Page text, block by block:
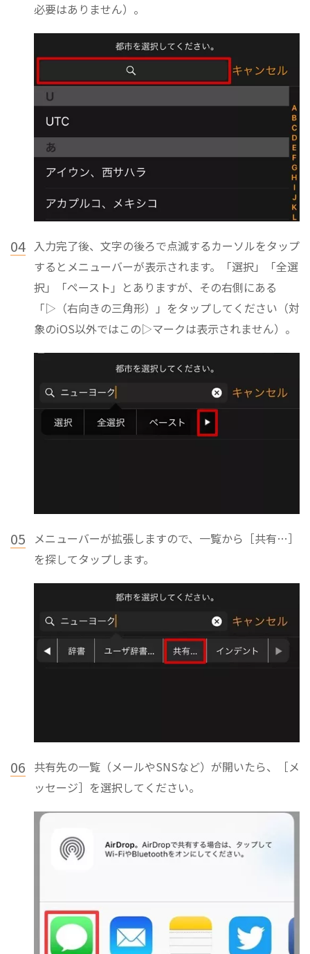
必要はありません）。
04 入力完了後、文字の後ろで点滅するカーソルをタップ
するとメニューバーが表示されます。「選択」「全選
択」「ペースト」とありますが、その右側にある
「▷（右向きの三角形）」をタップしてください（対
象のiOS以外ではこの▷マークは表示されません）。
05
メニューバーが拡張しますので、一覧から［共有…］
を探してタップします。
06 共有先の一覧（メールやSNSなど）が開いたら、［メ
ッセージ］を選択してください。